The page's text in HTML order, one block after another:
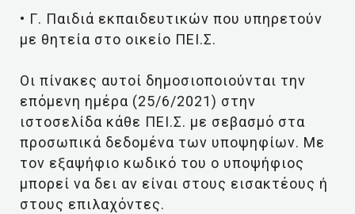
• Γ. Παιδιά εκπαιδευτικών που υπηρετούν
με θητεία στο οικείο ΠΕΙ.Σ.
Οι πίνακες αυτοί δημοσιοποιούνται την
επόμενη ημέρα (25/6/2021) στην
ιστοσελίδα κάθε ΠΕΙ.Σ. με σεβασμό στα
προσωπικά δεδομένα των υποψηφίων. Με
τον εξαψήφιο κωδικό του ο υποψήφιος
μπορεί να δει αν είναι στους εισακτέους ή
στους επιλαχόντες.